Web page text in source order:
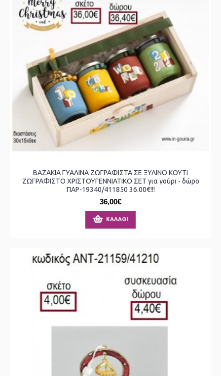
ΒΑΖΑΚΙΑ ΓΥΑΛΙΝΑ ΖΩΓΡΑΦΙΣΤΑ ΣΕ ΞΥΛΙΝΟ ΚΟΥΤΙ
ΖΩΓΡΑΦΙΣΤΟ ΧΡΙΣΤΟΥΓΕΝΝΙΑΤΙΚΟ ΣΕΤ για γούρι - δώρο
ΠΑΡ-19340/411850 36.00€!!!
36,00€
ΚΑΛΆΘΙ